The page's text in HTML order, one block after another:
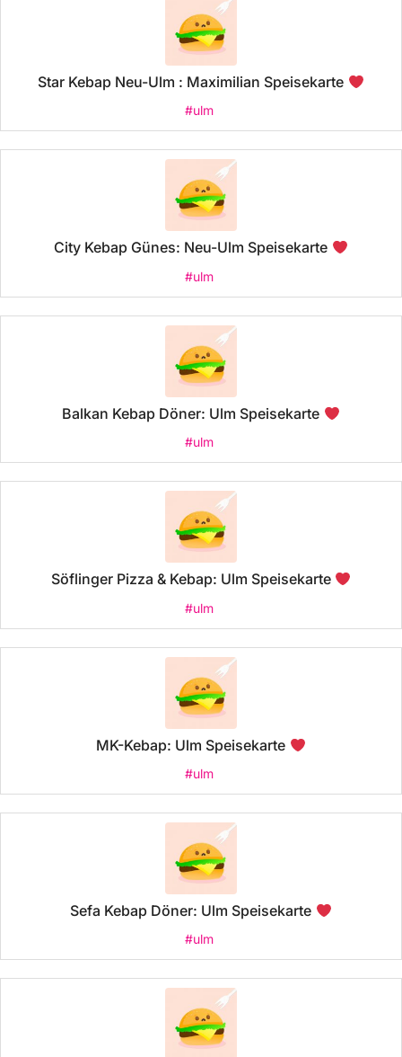
Star Kebap Neu-Ulm : Maximilian Speisekarte
#ulm
City Kebap Günes: Neu-Ulm Speisekarte
#ulm
Balkan Kebap Döner: Ulm Speisekarte
#ulm
Söflinger Pizza & Kebap: Ulm Speisekarte
#ulm
MK-Kebap: Ulm Speisekarte
#ulm
Sefa Kebap Döner: Ulm Speisekarte
#ulm